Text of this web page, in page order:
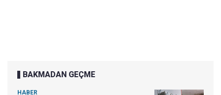
BAKMADAN GEÇME
HABER